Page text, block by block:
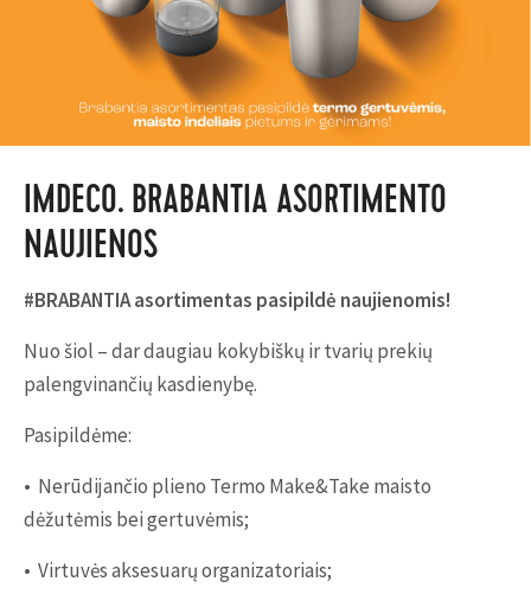
IMDECO. BRABANTIA ASORTIMENTO
NAUJIENOS
#BRABANTIA asortimentas pasipildė naujienomis!
Nuo šiol – dar daugiau kokybiškų ir tvarių prekių
palengvinančių kasdienybę.
Pasipildėme:
• Nerūdijančio plieno Termo Make&Take maisto
dėžutėmis bei gertuvėmis;
• Virtuvės aksesuarų organizatoriais;